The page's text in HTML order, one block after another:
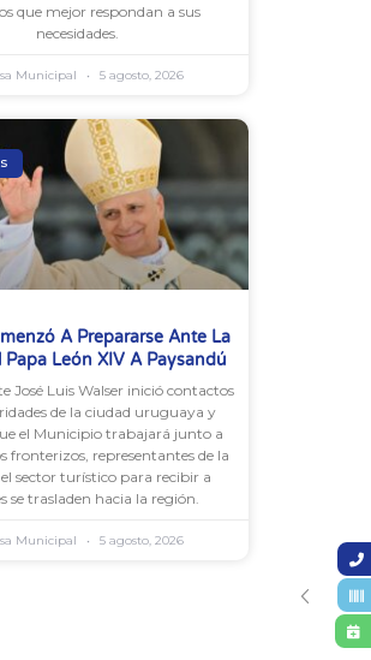
que mejor respondan a sus
necesidades.
Municipal 5 agosto, 2026
A Prepararse Ante La
Papa León XIV A Paysandú
José Luis Walser inició contactos
de la ciudad uruguaya y
el Municipio trabajará junto a
fronterizos, representantes de la
el sector turístico para recibir a
se trasladen hacia la región.
Municipal 5 agosto, 2026